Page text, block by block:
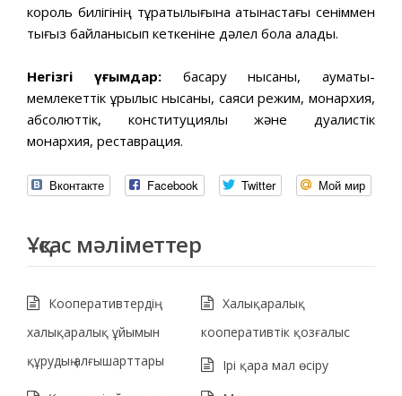
король билігінің тұрақтылығына қатынастағы сеніммен
тығыз байланысып кеткеніне дәлел бола алады.
Негізгі үғымдар:басқару нысаны, аумақтық-
мемлекеттік құрылыс нысаны, саяси режим, монархия,
абсолюттік, конституциялық және дуалистік
монархия, реставрация.
Вконтакте Facebook Twitter Мой мир
Ұқсас мәліметтер
Кооперативтердің
халықаралық ұйымын
құрудың алғышарттары
Халықаралық
кооперативтік қозғалыс
Ірі қара мал өсіру